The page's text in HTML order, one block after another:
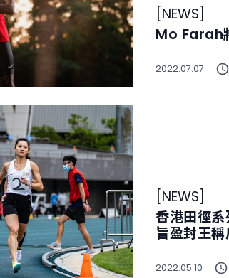
[NEWS]
Mo Farah
2022.07.07
[NEWS]
香港田徑
旨盈封王稱
2022.05.10